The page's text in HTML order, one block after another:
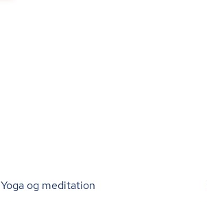
Yoga og meditation